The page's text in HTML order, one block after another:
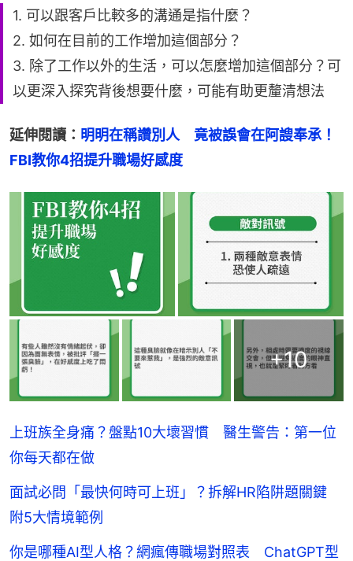
1. 可以跟客戶比較多的溝通是指什麼？
2. 如何在目前的工作增加這個部分？
3. 除了工作以外的生活，可以怎麼增加這個部分？可
以更深入探究背後想要什麼，可能有助更釐清想法
延伸閱讀： 明明在稱讚別人　竟被誤會在阿謏奉承！
FBI教你4招提升職場好感度
+10
上班族全身痛？盤點10大壞習慣 醫生警告：第一位
你每天都在做
面試必問「最快何時可上班」？拆解HR陷阱題關鍵
附5大情境範例
你是哪種AI型人格？網瘋傳職場對照表 ChatGPT型